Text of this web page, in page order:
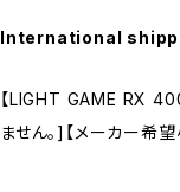
International
【LIGHT GAME RX
ません。]【メーカー希